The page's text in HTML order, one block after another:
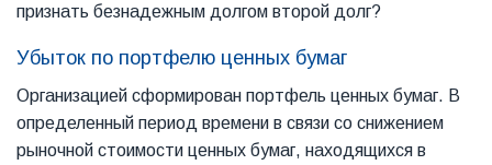
признать безнадежным долгом второй долг?
Убыток по портфелю ценных бумаг
Организацией сформирован портфель ценных бумаг. В
определенный период времени в связи со снижением
рыночной стоимости ценных бумаг, находящихся в